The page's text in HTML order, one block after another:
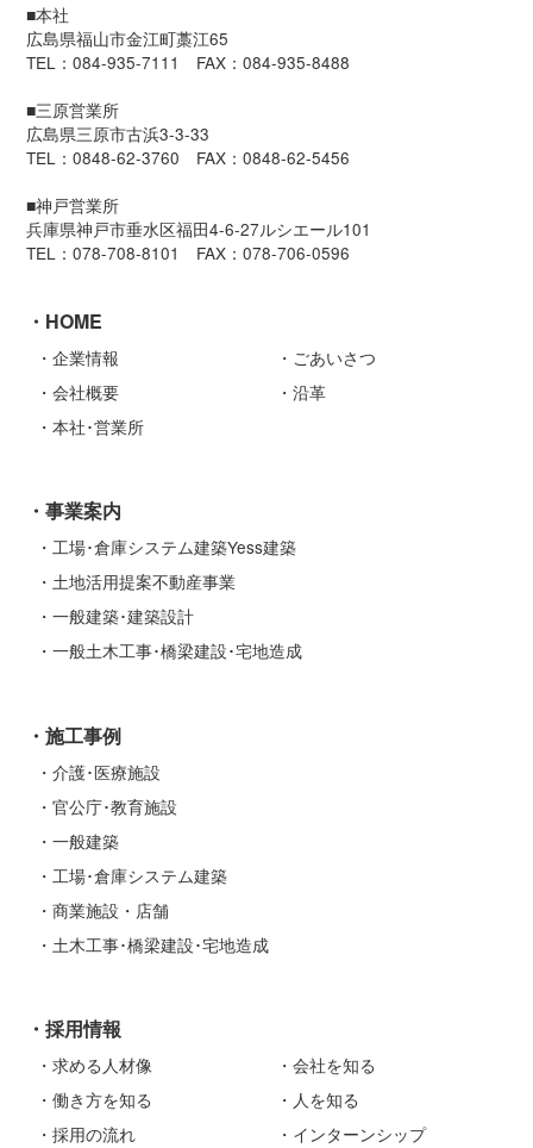
■本社
広島県福山市金江町藁江65
TEL：084-935-7111 FAX：084-935-8488
■三原営業所
広島県三原市古浜3-3-33
TEL：0848-62-3760 FAX：0848-62-5456
■神戸営業所
兵庫県神戸市垂水区福田4-6-27ルシエール101
TEL：078-708-8101 FAX：078-706-0596
HOME
企業情報
ごあいさつ
会社概要
沿革
本社･営業所
事業案内
工場･倉庫システム建築Yess建築
土地活用提案不動産事業
一般建築･建築設計
一般土木工事･橋梁建設･宅地造成
施工事例
介護･医療施設
官公庁･教育施設
一般建築
工場･倉庫システム建築
商業施設・店舗
土木工事･橋梁建設･宅地造成
採用情報
求める人材像
会社を知る
働き方を知る
人を知る
採用の流れ
インターンシップ